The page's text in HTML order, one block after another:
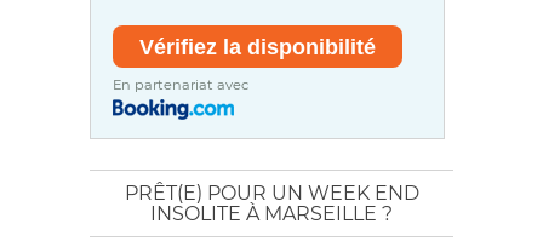
En partenariat avec
PRÊT(E) POUR UN WEEK END
INSOLITE À MARSEILLE ?